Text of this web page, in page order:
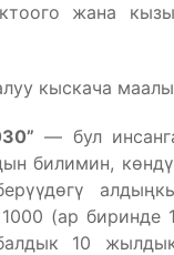
жана
кыскача
— бул
билимин,
1000 (ар
10